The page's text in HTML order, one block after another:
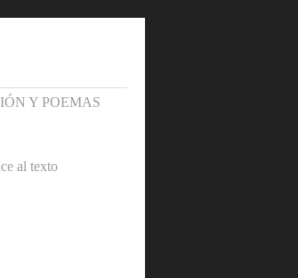
Y POEMAS
al texto